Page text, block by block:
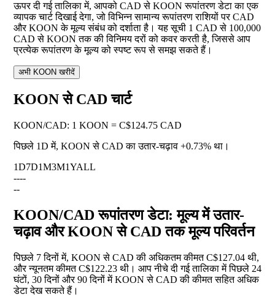
ऊपर दी गई तालिका में, आपको CAD से KOON रूपांतरण डेटा का एक
व्यापक चार्ट दिखाई देगा, जो विभिन्न सामान्य रूपांतरण राशियों पर CAD
और KOON के मूल्य संबंध को दर्शाता है। यह सूची 1 CAD से 100,000
CAD से KOON तक की विनिमय दरों को कवर करती है, जिससे आप
प्रत्येक रूपांतरण के मूल्य को स्पष्ट रूप से समझ सकते हैं।
अभी KOON खरीदें
KOON से CAD चार्ट
KOON/CAD: 1 KOON = C$124.75 CAD
पिछले 1D में, KOON से CAD का उतार-चढ़ाव +0.73% था।
1D7D1M3M1YALL
----
--
KOON/CAD रूपांतरण डेटा: मूल्य में उतार-
चढ़ाव और KOON से CAD तक मूल्य परिवर्तन
पिछले 7 दिनों में, KOON से CAD की अधिकतम कीमत C$127.04 थी,
और न्यूनतम कीमत C$122.23 थी। आप नीचे दी गई तालिका में पिछले 24
घंटों, 30 दिनों और 90 दिनों में KOON से CAD की कीमत सहित अधिक
डेटा देख सकते हैं।